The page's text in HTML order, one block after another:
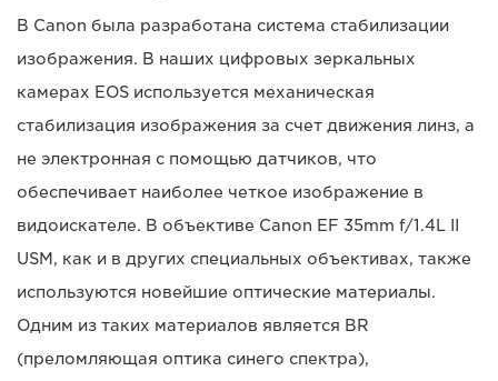
В Canon была разработана система стабилизации
изображения. В наших цифровых зеркальных
камерах EOS используется механическая
стабилизация изображения за счет движения линз, а
не электронная с помощью датчиков, что
обеспечивает наиболее четкое изображение в
видоискателе. В объективе Canon EF 35mm f/1.4L II
USM, как и в других специальных объективах, также
используются новейшие оптические материалы.
Одним из таких материалов является BR
(преломляющая оптика синего спектра),